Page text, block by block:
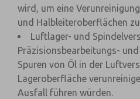
wird, um eine
und Halbleiteroberflächen
Luftlager- und
Präzisionsbearbeitungs-
Spuren von Öl in der
Lageroberfläche
Ausfall führen würden.